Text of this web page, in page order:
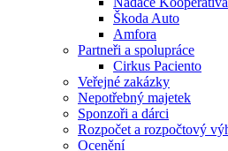
Škoda Auto
Amfora
Partneři a spolupráce
Cirkus Paciento
Veřejné zakázky
Nepotřebný majetek
Sponzoři a dárci
Rozpočet a rozpočtový
Ocenění